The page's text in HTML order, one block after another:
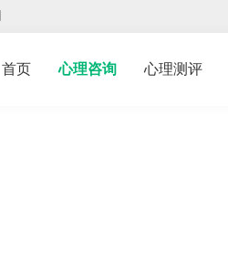
首页 心理咨询 心理测评